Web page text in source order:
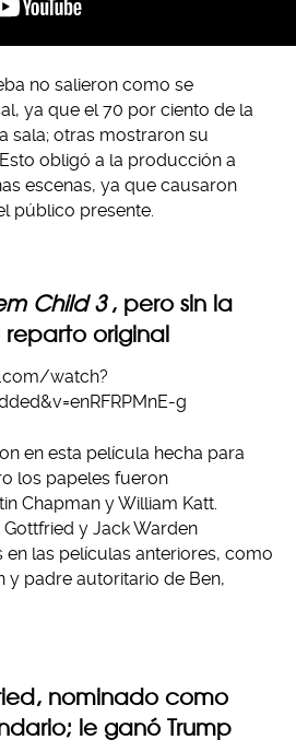
no salieron como se
ya que el 70 por ciento de la
sala; otras mostraron su
obligó a la producción a
escenas, ya que causaron
público presente.
Child 3 , pero sin la
original
watch?
g
en esta película hecha para
los papeles fueron
Chapman y William Katt.
y Jack Warden
en las películas anteriores, como
y padre autoritario de Ben,
nominado como
le ganó Trump